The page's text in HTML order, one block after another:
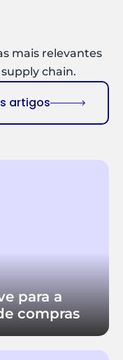
mais relevantes
chain.
artigos
para a
compras